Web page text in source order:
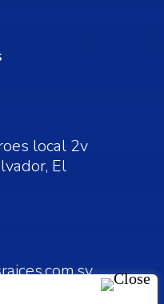
local 2v
El